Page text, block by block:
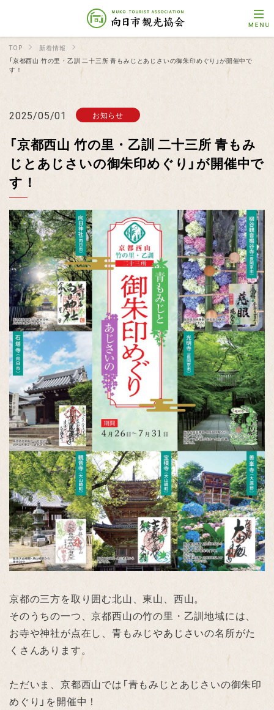
TOP
新着情報
「京都西山 竹の里・乙訓 二十三所 青もみじとあじさいの御朱印めぐり」が開催中で
す！
2025/05/01 お知らせ
「京都西山 竹の里・乙訓 二十三所 青もみ
じとあじさいの御朱印めぐり」が開催中で
す！
京都の三方を取り囲む北山、東山、西山。
そのうちの一つ、京都西山の竹の里・乙訓地域には、
お寺や神社が点在し、青もみじやあじさいの名所がた
くさんあります。
ただいま、京都西山では「青もみじとあじさいの御朱印
めぐり」を開催中！